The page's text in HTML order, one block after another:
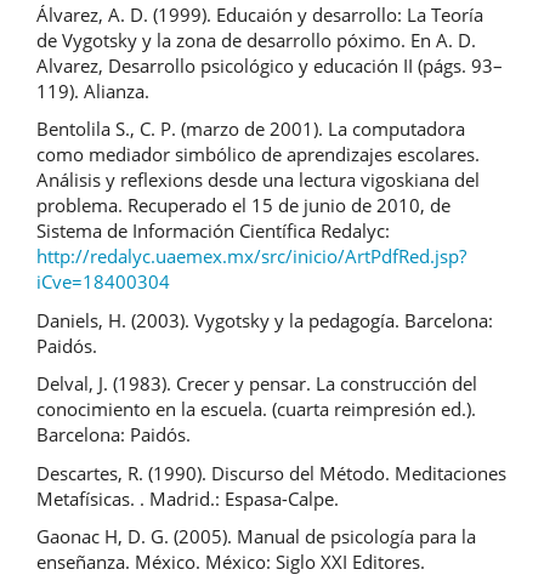
Álvarez, A. D. (1999). Educaión y desarrollo: La Teoría
de Vygotsky y la zona de desarrollo póximo. En A. D.
Alvarez, Desarrollo psicológico y educación II (págs. 93–
119). Alianza.
Bentolila S., C. P. (marzo de 2001). La computadora
como mediador simbólico de aprendizajes escolares.
Análisis y reflexions desde una lectura vigoskiana del
problema. Recuperado el 15 de junio de 2010, de
Sistema de Información Científica Redalyc:
http://redalyc.uaemex.mx/src/inicio/ArtPdfRed.jsp?
iCve=18400304
Daniels, H. (2003). Vygotsky y la pedagogía. Barcelona:
Paidós.
Delval, J. (1983). Crecer y pensar. La construcción del
conocimiento en la escuela. (cuarta reimpresión ed.).
Barcelona: Paidós.
Descartes, R. (1990). Discurso del Método. Meditaciones
Metafísicas. . Madrid.: Espasa-Calpe.
Gaonac H, D. G. (2005). Manual de psicología para la
enseñanza. México. México: Siglo XXI Editores.